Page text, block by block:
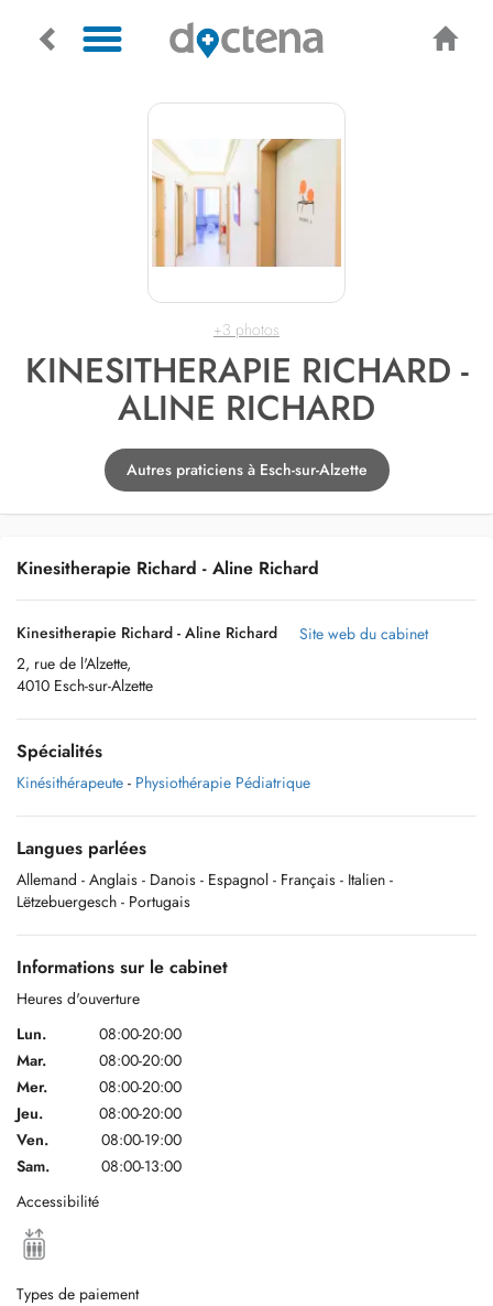
+3 photos
KINESITHERAPIE RICHARD -
ALINE RICHARD
Autres praticiens à Esch-sur-Alzette
Kinesitherapie Richard - Aline Richard
Kinesitherapie Richard - Aline Richard
2, rue de l'Alzette,
4010 Esch-sur-Alzette
Site web du cabinet
Spécialités
Kinésithérapeute - Physiothérapie Pédiatrique
Langues parlées
Allemand - Anglais - Danois - Espagnol - Français - Italien -
Lëtzebuergesch - Portugais
Informations sur le cabinet
Heures d'ouverture
Lun.
08:00-20:00
Mar.
08:00-20:00
Mer.
08:00-20:00
Jeu.
08:00-20:00
Ven.
08:00-19:00
Sam.
08:00-13:00
Accessibilité
Types de paiement